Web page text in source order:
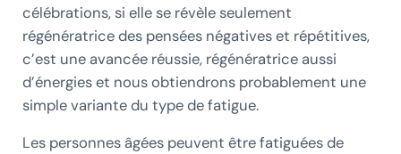
célébrations, si elle se révèle seulement
régénératrice des pensées négatives et répétitives,
c’est une avancée réussie, régénératrice aussi
d’énergies et nous obtiendrons probablement une
simple variante du type de fatigue.
Les personnes âgées peuvent être fatiguées de